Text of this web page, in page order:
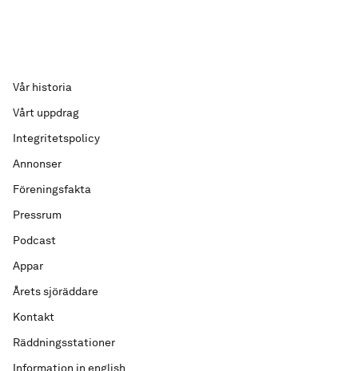
Vår historia
Vårt uppdrag
Integritetspolicy
Annonser
Föreningsfakta
Pressrum
Podcast
Appar
Årets sjöräddare
Kontakt
Räddningsstationer
Information in english